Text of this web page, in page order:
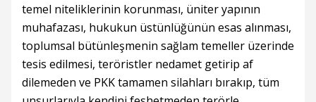
temel niteliklerinin korunması, üniter yapının
muhafazası, hukukun üstünlüğünün esas alınması,
toplumsal bütünleşmenin sağlam temeller üzerinde
tesis edilmesi, teröristler nedamet getirip af
dilemeden ve PKK tamamen silahları bırakıp, tüm